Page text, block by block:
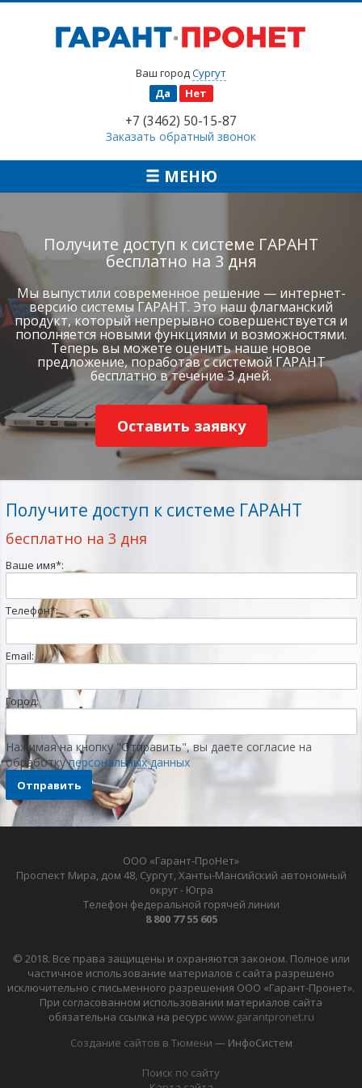
Ваш город Сургут
Да
Нет
+7 (3462) 50-15-87
Заказать обратный звонок
МЕНЮ
Получите доступ к системе ГАРАНТ
бесплатно на 3 дня
Мы выпустили современное решение — интернет-
версию системы ГАРАНТ. Это наш флагманский
продукт, который непрерывно совершенствуется и
пополняется новыми функциями и возможностями.
Теперь вы можете оценить наше новое
предложение, поработав с системой ГАРАНТ
бесплатно в течение 3 дней.
Оставить заявку
Получите доступ к системе ГАРАНТ
бесплатно на 3 дня
Ваше имя*:
Телефон*:
Email:
Город:
Нажимая на кнопку "Отправить", вы даете согласие на
обработкуперсональных данных
Отправить
ООО «Гарант-ПроНет»
Проспект Мира, дом 48, Сургут, Ханты-Мансийский автономный
округ - Югра
Телефон федеральной горячей линии
8 800 77 55 605
© 2018. Все права защищены и охраняются законом. Полное или
частичное использование материалов с сайта разрешено
исключительно с письменного разрешения ООО «Гарант-Пронет».
При согласованном использовании материалов сайта
обязательна ссылка на ресурсwww.garantpronet.ru
Создание сайтов в Тюмени — ИнфоСистем
Поиск по сайту